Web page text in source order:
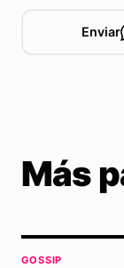
Enviar
Más
GOSSIP